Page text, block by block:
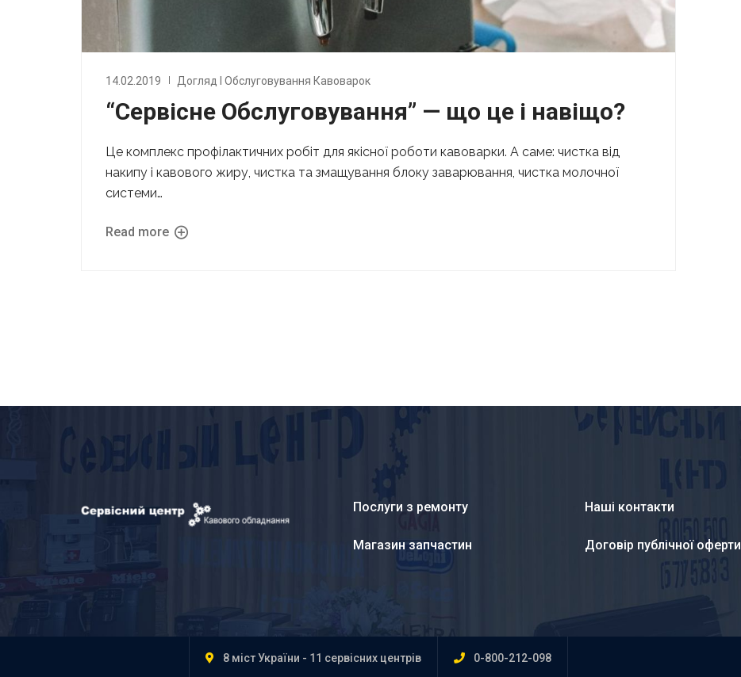
14.02.2019 Догляд І Обслуговування Кавоварок
“Сервісне Обслуговування” — що це і навіщо?
Це комплекс профілактичних робіт для якісної роботи кавоварки. А саме: чистка від
накипу і кавового жиру, чистка та змащування блоку заварювання, чистка молочної
системи…
Read more
Послуги з ремонту
Магазин запчастин
Наші контакти
Договір публічної оферти
8 міст України - 11 сервісних центрів 0-800-212-098